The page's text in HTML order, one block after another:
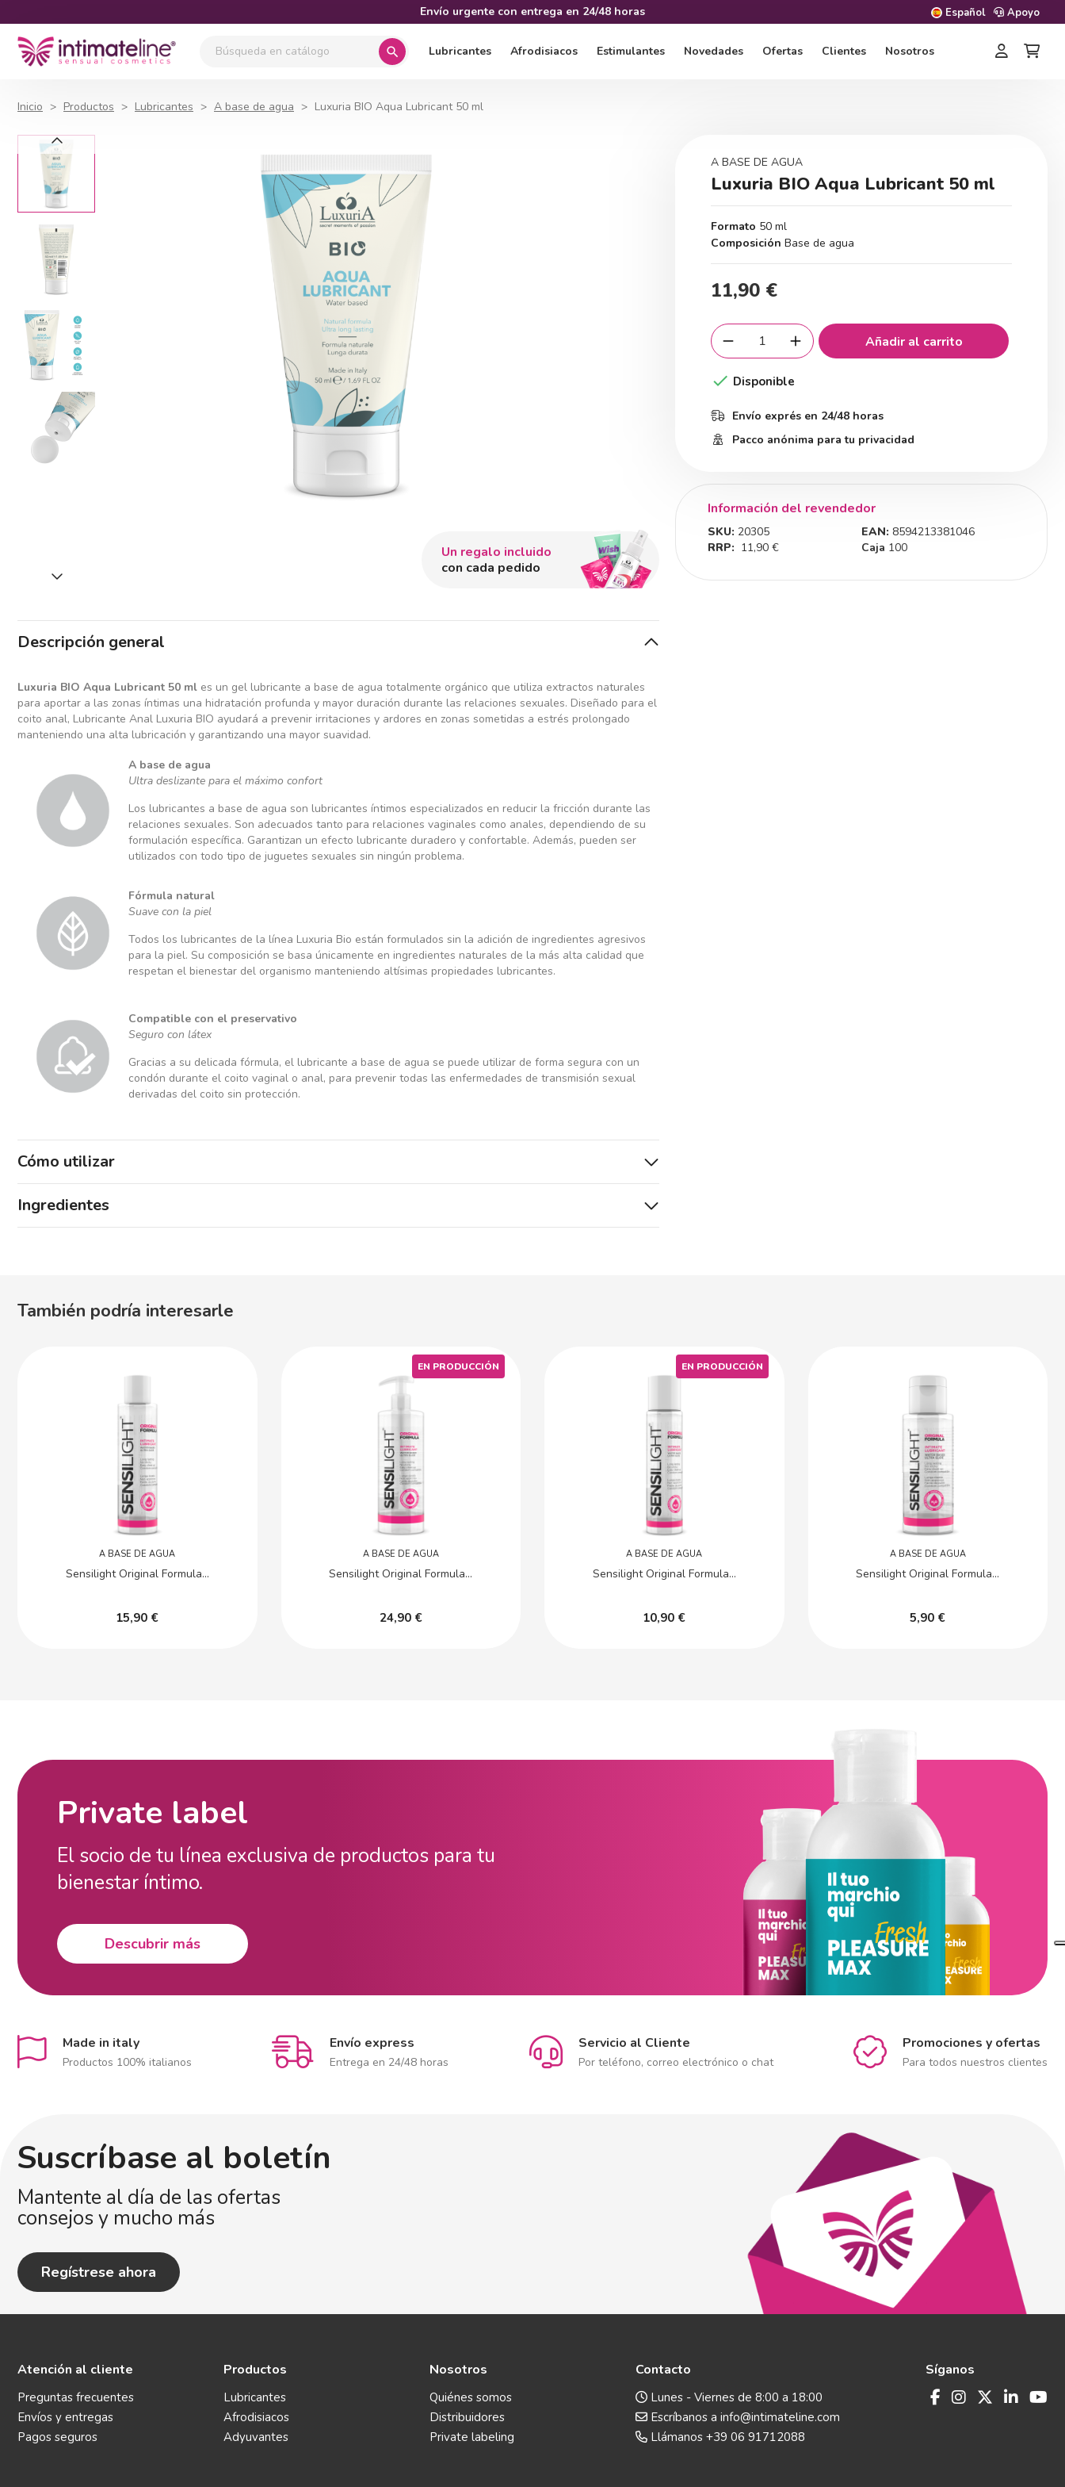
Envío urgente con entrega en 24/48 horas Español Apoyo
search Lubricantes Afrodisiacos Estimulantes Novedades Ofertas Clientes Nosotros
Inicio Productos Lubricantes A base de agua Luxuria BIO Aqua Lubricant 50 ml
Un regalo incluido
con cada pedido
Descripción general
Luxuria BIO Aqua Lubricant 50 ml es un gel lubricante a base de agua totalmente orgánico que utiliza extractos naturales
para aportar a las zonas íntimas una hidratación profunda y mayor duración durante las relaciones sexuales. Diseñado para el
coito anal, Lubricante Anal Luxuria BIO ayudará a prevenir irritaciones y ardores en zonas sometidas a estrés prolongado
manteniendo una alta lubricación y garantizando una mayor suavidad.
A base de agua
Ultra deslizante para el máximo confort
Los lubricantes a base de agua son lubricantes íntimos especializados en reducir la fricción durante las
relaciones sexuales. Son adecuados tanto para relaciones vaginales como anales, dependiendo de su
formulación específica. Garantizan un efecto lubricante duradero y confortable. Además, pueden ser
utilizados con todo tipo de juguetes sexuales sin ningún problema.
Fórmula natural
Suave con la piel
Todos los lubricantes de la línea Luxuria Bio están formulados sin la adición de ingredientes agresivos
para la piel. Su composición se basa únicamente en ingredientes naturales de la más alta calidad que
respetan el bienestar del organismo manteniendo altísimas propiedades lubricantes.
Compatible con el preservativo
Seguro con látex
Gracias a su delicada fórmula, el lubricante a base de agua se puede utilizar de forma segura con un
condón durante el coito vaginal o anal, para prevenir todas las enfermedades de transmisión sexual
derivadas del coito sin protección.
Cómo utilizar
Ingredientes
A BASE DE AGUA
Luxuria BIO Aqua Lubricant 50 ml
Formato 50 ml
Composición Base de agua
11,90 €
Añadir al carrito
 Disponible
Envío exprés en 24/48 horas
Pacco anónima para tu privacidad
Información del revendedor
SKU: 20305 EAN: 8594213381046
RRP: 11,90 € Caja 100
También podría interesarle
A BASE DE AGUA
Sensilight Original Formula...
15,90 €
A BASE DE AGUA
Sensilight Original Formula...
24,90 €
EN PRODUCCIÓN
A BASE DE AGUA
Sensilight Original Formula...
10,90 €
EN PRODUCCIÓN
A BASE DE AGUA
Sensilight Original Formula...
5,90 €
Private label
El socio de tu línea exclusiva de productos para tu
bienestar íntimo.
Descubrir más
Made in italy
Productos 100% italianos
Envío express
Entrega en 24/48 horas
Servicio al Cliente
Por teléfono, correo electrónico o chat
Promociones y ofertas
Para todos nuestros clientes
Suscríbase al boletín
Mantente al día de las ofertas
consejos y mucho más
Regístrese ahora
Atención al cliente
Preguntas frecuentes
Envíos y entregas
Pagos seguros
Productos
Lubricantes
Afrodisiacos
Adyuvantes
Nosotros
Quiénes somos
Distribuidores
Private labeling
Contacto
Lunes - Viernes de 8:00 a 18:00
Escríbanos a info@intimateline.com
Llámanos +39 06 91712088
Síganos